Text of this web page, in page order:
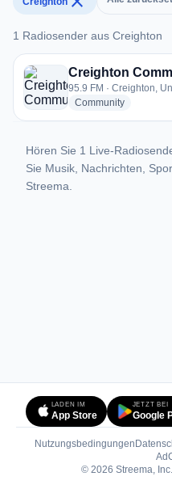
1 Radiosender aus Creighton
1 Radiosender aus
95.9 FM · Creighton,
Communityradio
Hören Sie 1 Live-
Sie Musik, Nachrichten,
Streema.
LADEN IM
App Store
JETZT BEI
Google
Nutzungsbedingungen
© 2026 Streema,